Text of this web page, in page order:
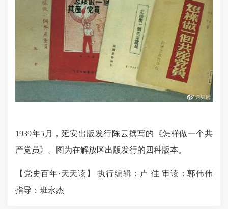
1939年5月，延安出版发行陈云撰写的《怎样做一个共
产党员》。图为在解放区出版发行的四种版本。
【党史百年·天天读】 执行编辑：卢 佳 审读：郭伟伟
指导：班永杰